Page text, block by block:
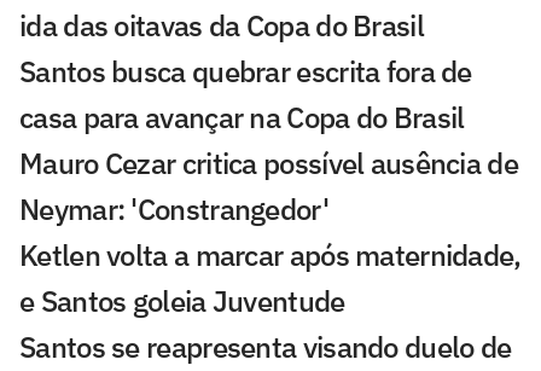
ida das oitavas da Copa do Brasil
Santos busca quebrar escrita fora de
casa para avançar na Copa do Brasil
Mauro Cezar critica possível ausência de
Neymar: 'Constrangedor'
Ketlen volta a marcar após maternidade,
e Santos goleia Juventude
Santos se reapresenta visando duelo de